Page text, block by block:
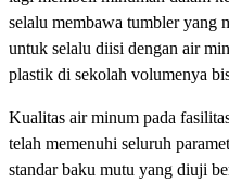
selalu membawa tumbler yang
untuk selalu diisi dengan air
plastik di sekolah volumenya
Kualitas air minum pada
telah memenuhi seluruh
standar baku mutu yang diuji